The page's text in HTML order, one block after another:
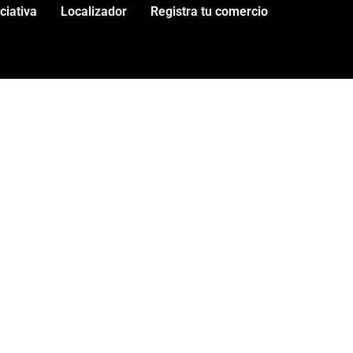
Localizador Registra tu comercio